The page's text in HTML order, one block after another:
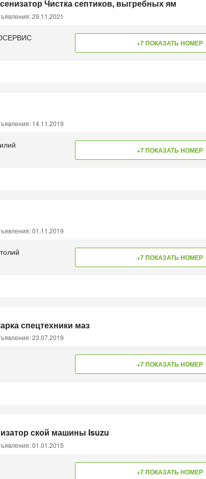
Чистка септиков, выгребных ям
29.11.2021
+7 ПОКАЗАТЬ НОМЕР
14.11.2019
+7 ПОКАЗАТЬ НОМЕР
01.11.2019
+7 ПОКАЗАТЬ НОМЕР
спецтехники маз
23.07.2019
+7 ПОКАЗАТЬ НОМЕР
ской машины Isuzu
01.01.2015
+7 ПОКАЗАТЬ НОМЕР